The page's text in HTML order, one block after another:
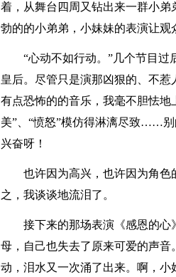
着，从舞台四周又钻出来一群小
勃的的小弟弟，小妹妹的表演让观
“心动不如行动。”几个节目
皇后。尽管只是演那凶狠的、不
有点恐怖的的音乐，我毫不胆怯地
美”、“愤怒”模仿得淋漓尽致……
兴奋呀！
也许因为高兴，也许因为角色
之，我谈谈地流泪了。
接下来的那场表演《感恩的
母，自己也失去了原来可爱的声
动，泪水又一次涌了出来。啊，小